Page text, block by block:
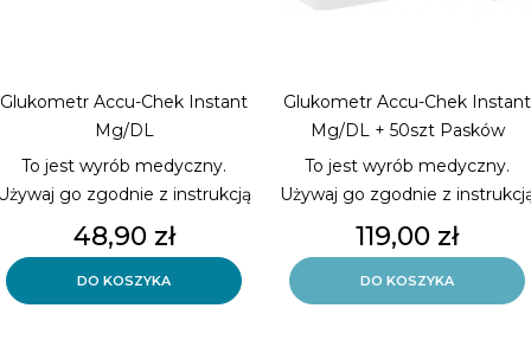
Glukometr Accu-Chek Instant
Mg/dL
To jest wyrób medyczny.
go zgodnie z instrukcją
używania lub etykietą.
Glukometr Accu-Chek Instant
w nowej odsłonie !!
ZESTAW ZAWIERA :
Cena
48,90 zł
DO KOSZYKA
Glukometr Accu-Chek Instant
Mg/dL + 50szt Pasków
To jest wyrób medyczny.
Używaj go zgodnie z
używania lub etykietą.
Glukometr Accu-Chek Instant
w nowej odsłonie!
Cena
119,00 zł
DO KOSZYKA